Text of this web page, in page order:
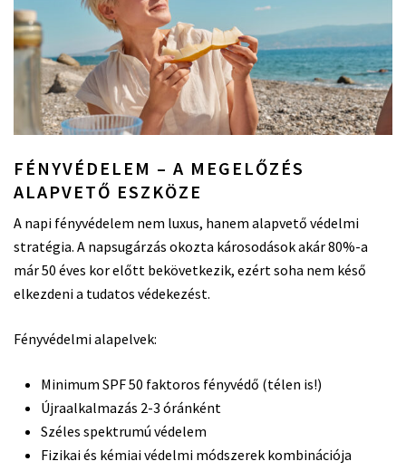
FÉNYVÉDELEM – A MEGELŐZÉS
ALAPVETŐ ESZKÖZE
A napi fényvédelem nem luxus, hanem alapvető védelmi
stratégia. A napsugárzás okozta károsodások akár 80%-a
már 50 éves kor előtt bekövetkezik, ezért soha nem késő
elkezdeni a tudatos védekezést.
Fényvédelmi alapelvek:
Minimum SPF 50 faktoros fényvédő (télen is!)
Újraalkalmazás 2-3 óránként
Széles spektrumú védelem
Fizikai és kémiai védelmi módszerek kombinációja